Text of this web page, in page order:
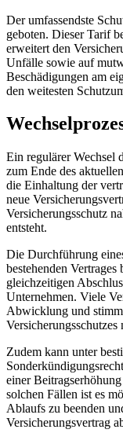
Der umfassendste
geboten. Dieser Tarif
erweitert den
Unfälle sowie auf
Beschädigungen am
den weitesten
Ein regulärer Wechsel
zum Ende des
die Einhaltung der
neue
Versicherungsschutz
entsteht.
Die Durchführung
bestehenden
gleichzeitigen
Unternehmen. Viele
Abwicklung und
Zudem kann unter
einer
solchen Fällen ist es
Ablaufs zu beenden
Versicherungsvertrag